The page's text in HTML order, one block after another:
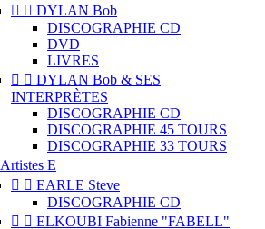
  DYLAN Bob
DISCOGRAPHIE CD
DVD
LIVRES
  DYLAN Bob & SES
INTERPRÈTES
DISCOGRAPHIE CD
DISCOGRAPHIE 45 TOURS
DISCOGRAPHIE 33 TOURS
Artistes E
  EARLE Steve
DISCOGRAPHIE CD
  ELKOUBI Fabienne "FABELL"